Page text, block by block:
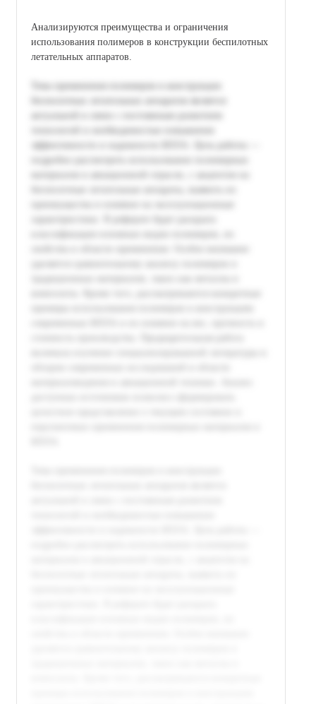
Анализируются преимущества и ограничения
использования полимеров в конструкции беспилотных
летательных аппаратов.